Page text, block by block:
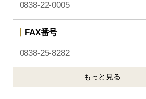
0838-22-0005
FAX番号
0838-25-8282
もっと見る